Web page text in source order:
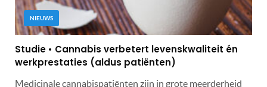
NIEUWS
Studie • Cannabis verbetert levenskwaliteit én
werkprestaties (aldus patiënten)
Medicinale cannabispatiënten zijn in grote meerderheid